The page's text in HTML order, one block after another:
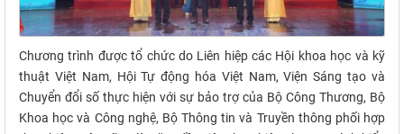
Chương trình được tổ chức do Liên hiệp các Hội khoa học và kỹ
thuật Việt Nam, Hội Tự động hóa Việt Nam, Viện Sáng tạo và
Chuyển đổi số thực hiện với sự bảo trợ của Bộ Công Thương, Bộ
Khoa học và Công nghệ, Bộ Thông tin và Truyền thông phối hợp